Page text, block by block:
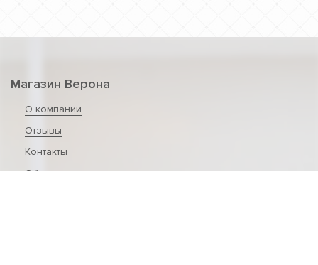
Магазин Верона
О компании
Отзывы
Контакты
Обратная связь